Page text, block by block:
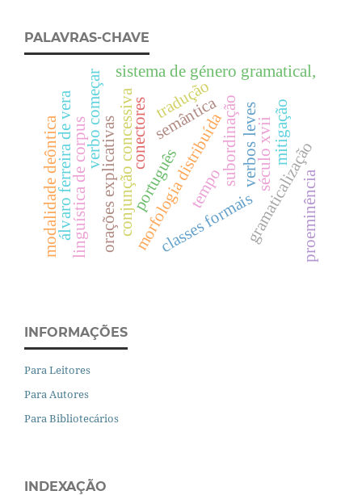
PALAVRAS-CHAVE
verbo começarconjunção concessivamorfologia distribuída
sistema de género gramatical,
classes formais
orações explicativas subordinação
português
conectores
gramaticalização
verbos leves
linguística de corpus semântica
tempo
álvaro ferreira de vera século xvii
modalidade deôntica mitigação
tradução
proeminência
INFORMAÇÕES
Para Leitores
Para Autores
Para Bibliotecários
INDEXAÇÃO